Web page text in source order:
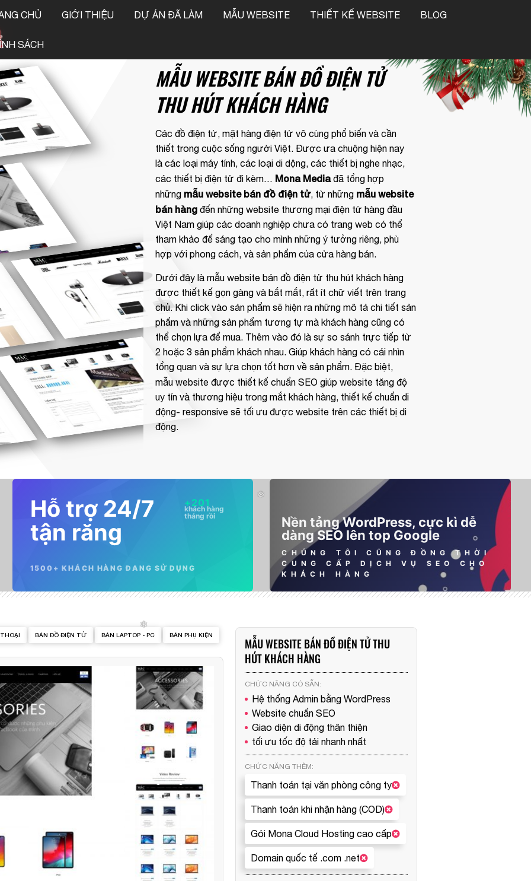
CHỦ GIỚI THIỆU DỰ ÁN ĐÃ LÀM MẪU WEBSITE THIẾT KẾ WEBSITE BLOG
SÁCH
MẪU WEBSITE BÁN ĐỒ ĐIỆN TỬ
THU HÚT KHÁCH HÀNG
Các đồ điện tử, mặt hàng điện tử vô cùng phổ biến và cần
thiết trong cuộc sống người Việt. Được ưa chuộng hiện nay
là các loại máy tính, các loại di dộng, các thiết bị nghe nhạc,
các thiết bị điện tử đi kèm… Mona Mediađã tổng hợp
những mẫu website bán đồ điện tử, từ những mẫu website
bán hàng đến những website thương mại điện tử hàng đầu
Việt Nam giúp các doanh nghiệp chưa có trang web có thể
tham khảo để sáng tạo cho mình những ý tưởng riêng, phù
hợp với phong cách, và sản phẩm của cửa hàng bán.
Dưới đây là mẫu website bán đồ điện tử thu hút khách hàng
được thiết kế gọn gàng và bắt mắt, rất ít chữ viết trên trang
chủ. Khi click vào sản phẩm sẽ hiện ra những mô tả chi tiết sản
phẩm và những sản phẩm tương tự mà khách hàng cũng có
thể chọn lựa để mua. Thêm vào đó là sự so sánh trực tiếp từ
2 hoặc 3 sản phẩm khách nhau. Giúp khách hàng có cái nhìn
tổng quan và sự lựa chọn tốt hơn về sản phẩm. Đặc biệt,
mẫu website được thiết kế chuẩn SEO giúp website tăng độ
uy tín và thương hiệu trong mắt khách hàng, thiết kế chuẩn di
động- responsive sẽ tối ưu được website trên các thiết bị di
động.
Hỗ trợ 24/7
tận răng
+201
khách hàng
tháng rồi
1500+ KHÁCH HÀNG ĐANG SỬ DỤNG
Nền tảng WordPress, cực kì dễ
dàng SEO lên top Google
CHÚNG TÔI CŨNG ĐỒNG THỜI
CUNG CẤP DỊCH VỤ SEO CHO
KHÁCH HÀNG
BÁN ĐỒ ĐIỆN TỬ BÁN LAPTOP - PC BÁN PHỤ KIỆN
MẪU WEBSITE BÁN ĐỒ ĐIỆN TỬ THU
HÚT KHÁCH HÀNG
CHỨC NĂNG CÓ SẴN:
Hệ thống Admin bằngWordPress
Website chuẩn SEO
Giao diện di động thân thiện
tối ưu tốc độ tải nhanh nhất
CHỨC NĂNG THÊM:
Thanh toán tại văn phòng công ty
Thanh toán khi nhận hàng (COD)
Gói Mona Cloud Hosting cao cấp
Domain quốc tế .com .net